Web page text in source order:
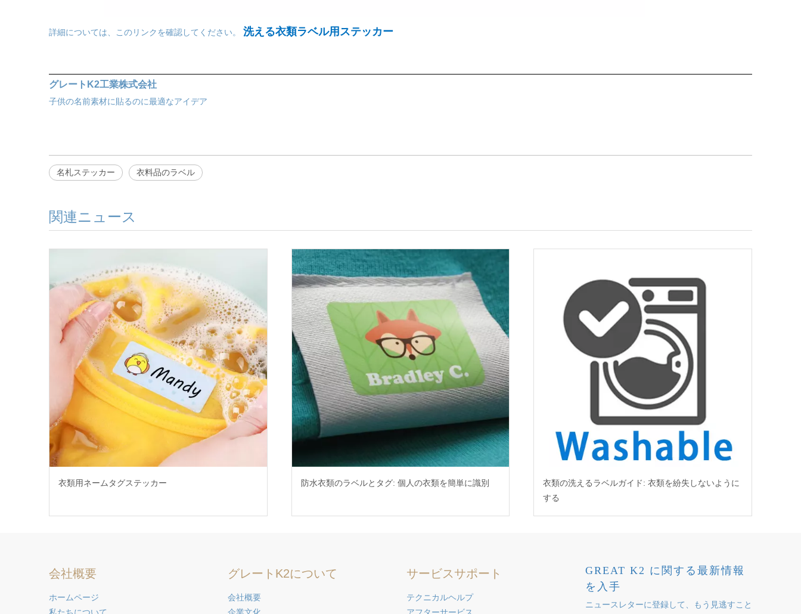
詳細については、このリンクを確認してください。 洗える衣類ラベル用ステッカー
グレートK2工業株式会社
子供の名前素材に貼るのに最適なアイデア
名札ステッカー 衣料品のラベル
関連ニュース
衣類用ネームタグステッカー 防水衣類のラベルとタグ: 個人の衣類を簡単に識別
衣類の洗えるラベルガイド: 衣類を紛失しないように
する
会社概要
ホームページ
グレートK2について
会社概要
サービスサポート
テクニカルヘルプ
GREAT K2 に関する最新情報
を入手
ニュースレターに登録して、もう見逃すこと